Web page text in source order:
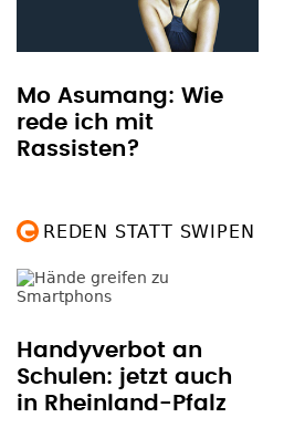
Mo Asumang: Wie
rede ich mit
Rassisten?
REDEN STATT SWIPEN
Handyverbot an
in Rheinland-Pfalz